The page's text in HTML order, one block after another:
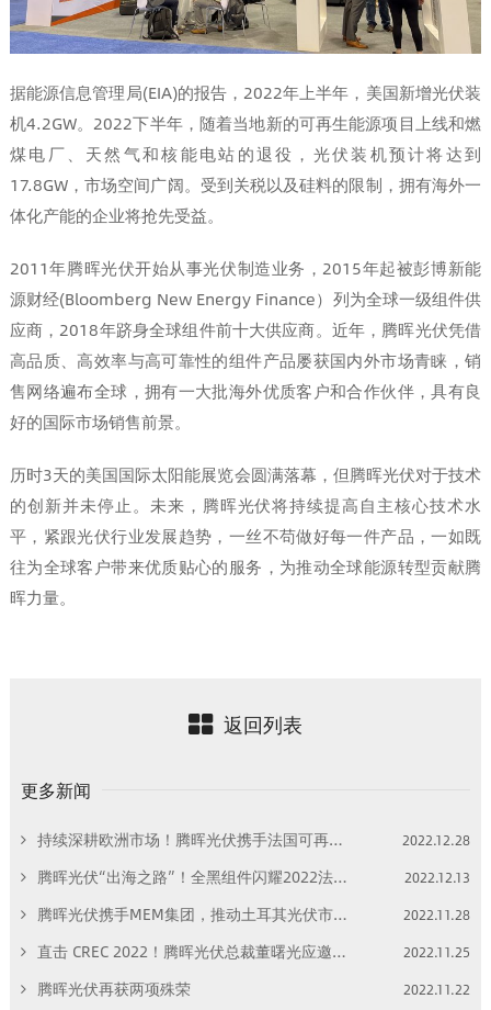
据能源信息管理局(EIA)的报告，2022年上半年，美国新增光伏装
机4.2GW。2022下半年，随着当地新的可再生能源项目上线和燃
煤电厂、天然气和核能电站的退役，光伏装机预计将达到
17.8GW，市场空间广阔。受到关税以及硅料的限制，拥有海外一
体化产能的企业将抢先受益。
2011年腾晖光伏开始从事光伏制造业务，2015年起被彭博新能
源财经(Bloomberg New Energy Finance）列为全球一级组件供
应商，2018年跻身全球组件前十大供应商。近年，腾晖光伏凭借
高品质、高效率与高可靠性的组件产品屡获国内外市场青睐，销
售网络遍布全球，拥有一大批海外优质客户和合作伙伴，具有良
好的国际市场销售前景。
历时3天的美国国际太阳能展览会圆满落幕，但腾晖光伏对于技术
的创新并未停止。未来，腾晖光伏将持续提高自主核心技术水
平，紧跟光伏行业发展趋势，一丝不苟做好每一件产品，一如既
往为全球客户带来优质贴心的服务，为推动全球能源转型贡献腾
晖力量。
返回列表
更多新闻
持续深耕欧洲市场！腾晖光伏携手法国可再生能源巨头Neoen打开欧洲市场新局面！ 2022.12.28
腾晖光伏“出海之路”！全黑组件闪耀2022法国蒙彼利埃国际能源展！ 2022.12.13
腾晖光伏携手MEM集团，推动土耳其光伏市场迈向新高度！ 2022.11.28
直击 CREC 2022！腾晖光伏总裁董曙光应邀出席高端对话， 聚焦“如何打造安全可靠低成本供应链”！ 2022.11.25
腾晖光伏再获两项殊荣 2022.11.22